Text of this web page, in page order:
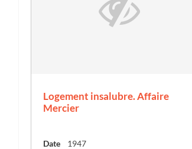
Logement insalubre. Affaire
Mercier
Date 1947